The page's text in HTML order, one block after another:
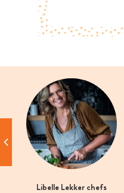
Libelle Lekker chefs